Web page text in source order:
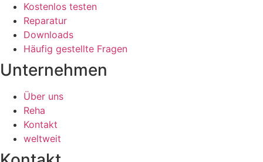
Kostenlos testen
Reparatur
Downloads
Häufig gestellte Fragen
Unternehmen
Über uns
Reha
Kontakt
weltweit